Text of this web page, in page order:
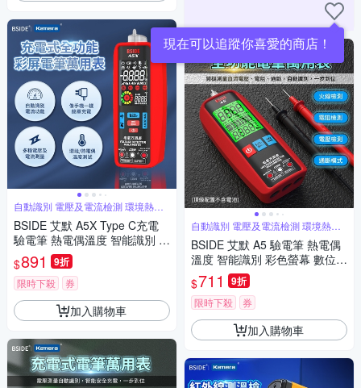
自動識別 電壓及電流檢測 環境熱電
偶溫度
BSIDE 艾默 A5X Type C充電
驗電筆 熱電偶溫度 智能識別 彩
色螢幕 數位三用電表 自動量程
多用途電筆 口袋電表 環境溫度
測量 小電表 三用電錶 手持電表
$891 9折
限時下殺 券
加入購物車
現在可以追蹤你喜愛的商店！
自動識別 電壓及電流檢測 環境熱電
偶溫度
BSIDE 艾默 A5 驗電筆 熱電偶
溫度 智能識別 彩色螢幕 數位三
用電表 自動量程 多用途電筆 口
袋電表 環境溫度測量 火線檢查
導線通斷模式 小電表 三用電錶
手持電表
$711 9折
限時下殺 券
加入購物車